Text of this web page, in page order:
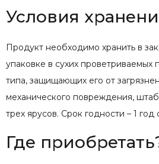
Условия
Продукт необходимо хранить в
упаковке в сухих проветриваемых
типа, защищающих его от
механического повреждения,
трех ярусов. Срок годности – 1 год
Где